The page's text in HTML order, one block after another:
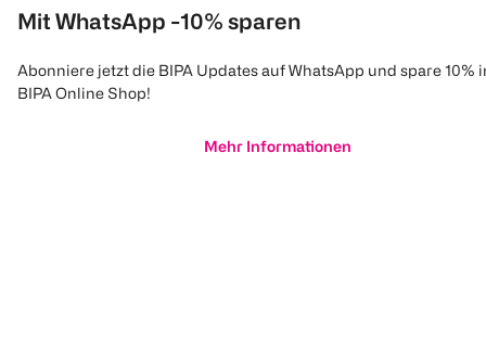
Mit WhatsApp -10% sparen
Abonniere jetzt die BIPA Updates auf WhatsApp und spare 10%
BIPA Online Shop!
Mehr Informationen